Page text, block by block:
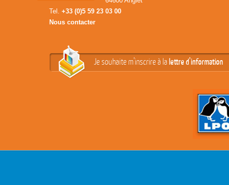
Tel. +33 (0)5 59 23 03 00
Nous contacter
Je souhaite m'inscrire à lalettre d'information